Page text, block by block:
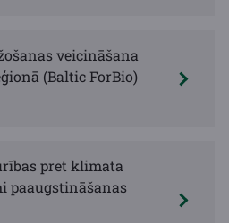
veicināšana
(Baltic ForBio)
pret klimata
paaugstināšanas